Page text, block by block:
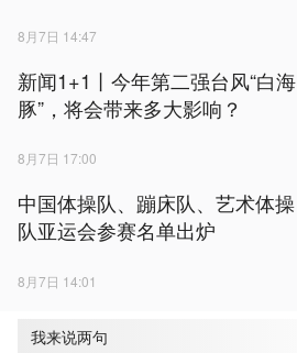
我来说两句
8月7日 14:47
新闻1+1丨今年第二强台风“白海
豚”，将会带来多大影响？
8月7日 17:00
中国体操队、蹦床队、艺术体操
队亚运会参赛名单出炉
8月7日 14:01